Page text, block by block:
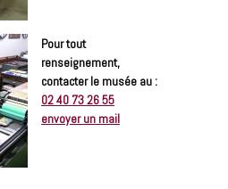
Pour tout
renseignement,
contacter le musée au :
02 40 73 26 55
envoyer un mail